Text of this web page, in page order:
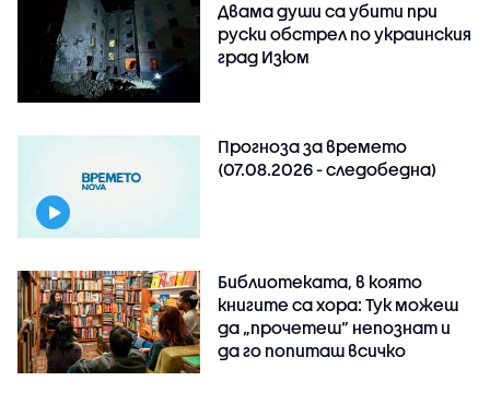
Двама души са убити при
руски обстрeл по украинския
град Изюм
Прогноза за времето
(07.08.2026 - следобедна)
Библиотеката, в която
книгите са хора: Тук можеш
да „прочетеш“ непознат и
да го попиташ всичко